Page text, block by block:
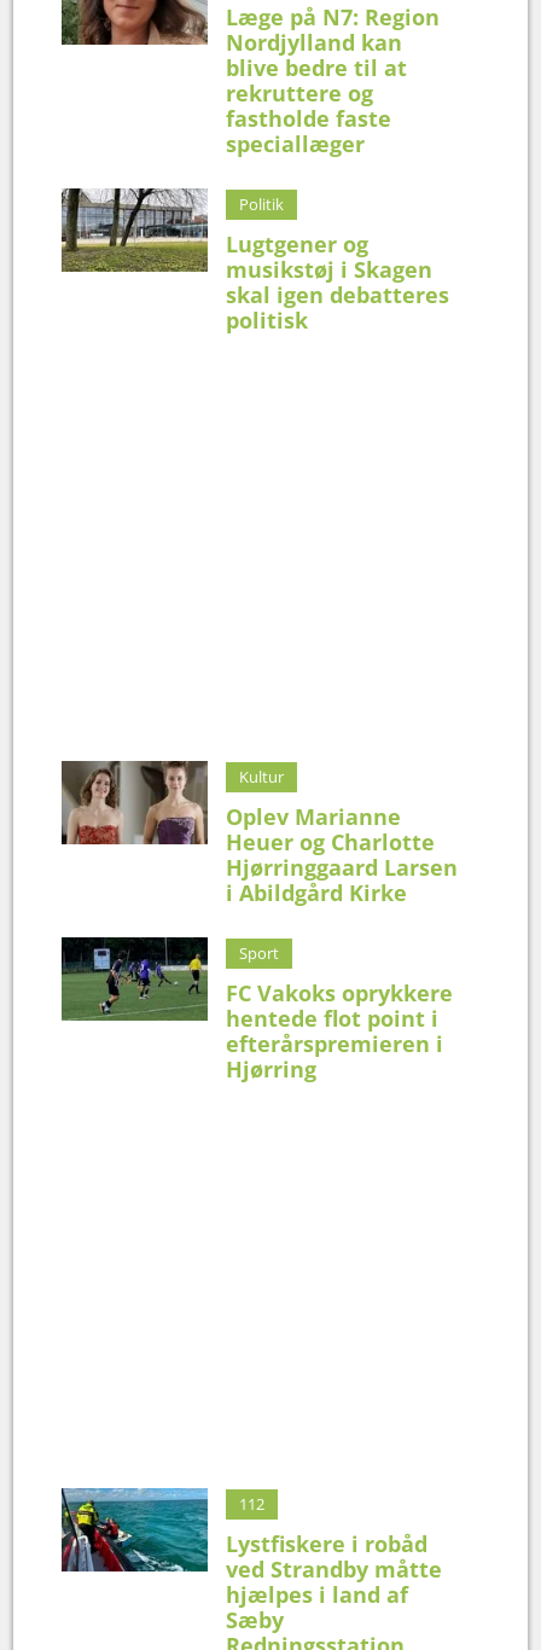
Læge på N7: Region
Nordjylland kan
blive bedre til at
rekruttere og
fastholde faste
speciallæger
Politik
Lugtgener og
musikstøj i Skagen
skal igen debatteres
politisk
Kultur
Oplev Marianne
Heuer og Charlotte
Hjørringgaard Larsen
i Abildgård Kirke
Sport
FC Vakoks oprykkere
hentede flot point i
efterårspremieren i
Hjørring
112
Lystfiskere i robåd
ved Strandby måtte
hjælpes i land af
Sæby